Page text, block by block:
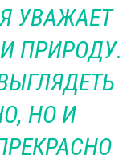
УВАЖАЕТ
ПРИРОДУ.
НО И